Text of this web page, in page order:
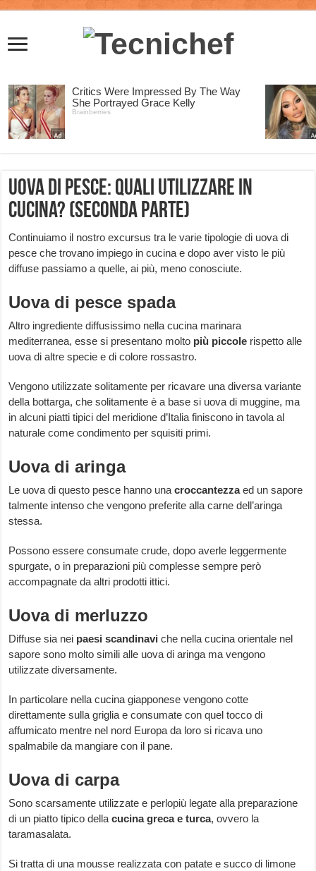
Uova di pesce: quali utilizzare in
cucina? (seconda parte)
Continuiamo il nostro excursus tra le varie tipologie di uova di
pesce che trovano impiego in cucina e dopo aver visto le più
diffuse passiamo a quelle, ai più, meno conosciute.
Uova di pesce spada
Altro ingrediente diffusissimo nella cucina marinara
mediterranea, esse si presentano molto più piccole rispetto alle
uova di altre specie e di colore rossastro.
Vengono utilizzate solitamente per ricavare una diversa variante
della bottarga, che solitamente è a base si uova di muggine, ma
in alcuni piatti tipici del meridione d’Italia finiscono in tavola al
naturale come condimento per squisiti primi.
Uova di aringa
Le uova di questo pesce hanno unacroccantezzaed un sapore
talmente intenso che vengono preferite alla carne dell’aringa
stessa.
Possono essere consumate crude, dopo averle leggermente
spurgate, o in preparazioni più complesse sempre però
accompagnate da altri prodotti ittici.
Uova di merluzzo
Diffuse sia nei paesi scandinavi che nella cucina orientale nel
sapore sono molto simili alle uova di aringa ma vengono
utilizzate diversamente.
In particolare nella cucina giapponese vengono cotte
direttamente sulla griglia e consumate con quel tocco di
affumicato mentre nel nord Europa da loro si ricava uno
spalmabile da mangiare con il pane.
Uova di carpa
Sono scarsamente utilizzate e perlopiù legate alla preparazione
di un piatto tipico dellacucina greca e turca, ovvero la
taramasalata.
Si tratta di una mousse realizzata con patate e succo di limone